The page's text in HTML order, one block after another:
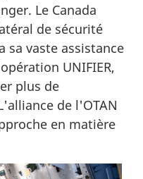
Le Canada
de sécurité
sa vaste assistance
UNIFIER,
plus de
de l'OTAN
en matière